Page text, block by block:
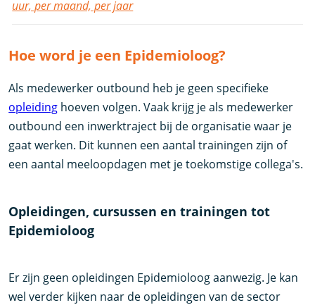
uur, per maand, per jaar
Hoe word je een Epidemioloog?
Als medewerker outbound heb je geen specifieke
opleiding hoeven volgen. Vaak krijg je als medewerker
outbound een inwerktraject bij de organisatie waar je
gaat werken. Dit kunnen een aantal trainingen zijn of
een aantal meeloopdagen met je toekomstige collega's.
Opleidingen, cursussen en trainingen tot
Epidemioloog
Er zijn geen opleidingen Epidemioloog aanwezig. Je kan
wel verder kijken naar de opleidingen van de sector